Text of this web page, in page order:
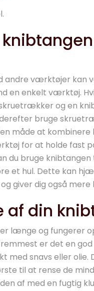
andre værktøjer kan
en enkelt værktøj.
og en
bruge
måde at
for at holde fast
du bruge knibtangen
et hul. Dette kan
giver dig også
af din
længe og fungerer
er det en
snavs eller olie.
til at rense de
af med en fugtig